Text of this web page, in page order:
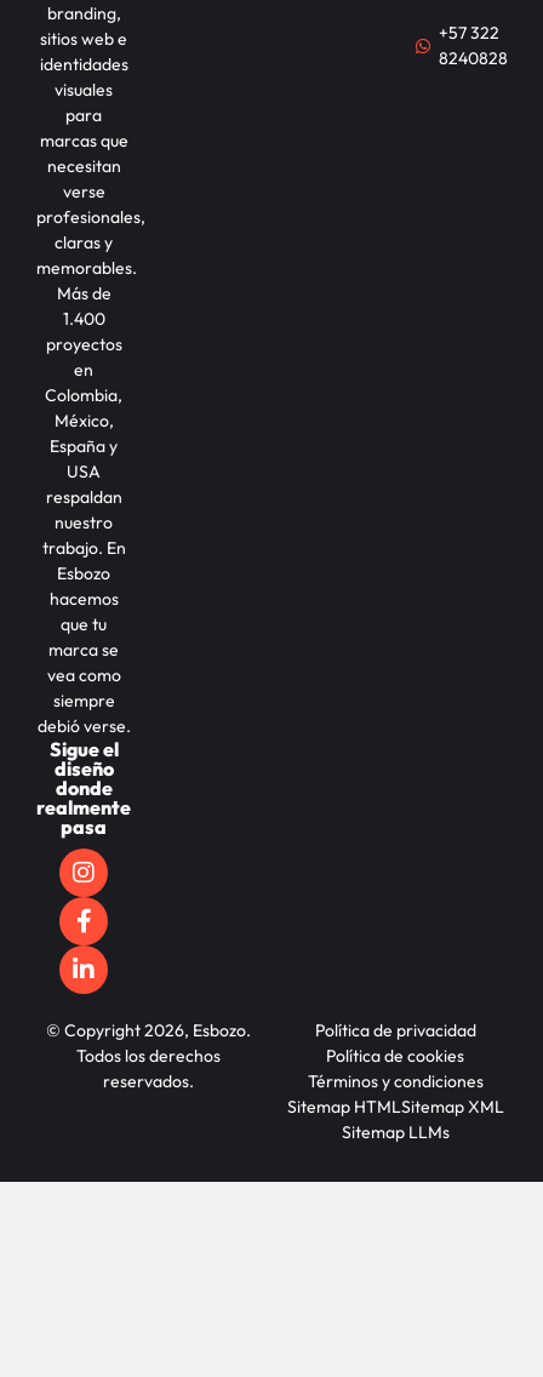
branding,
sitios web e
identidades
visuales
para
marcas que
necesitan
verse
profesionales,
claras y
memorables.
Más de
1.400
proyectos
en
Colombia,
México,
España y
USA
respaldan
nuestro
trabajo. En
Esbozo
hacemos
que tu
marca se
vea como
siempre
debió verse.
Sigue el
diseño
donde
realmente
pasa
+57 322
8240828
© Copyright 2026, Esbozo.
Todos los derechos
reservados.
Política de privacidad
Política de cookies
Términos y condiciones
Sitemap HTMLSitemap XML
Sitemap LLMs